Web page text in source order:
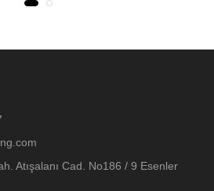
Atışalanı Cad. No186 / 9 Esenler